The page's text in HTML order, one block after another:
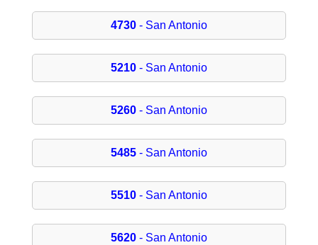
4730- San Antonio
5210- San Antonio
5260- San Antonio
5485- San Antonio
5510- San Antonio
5620- San Antonio